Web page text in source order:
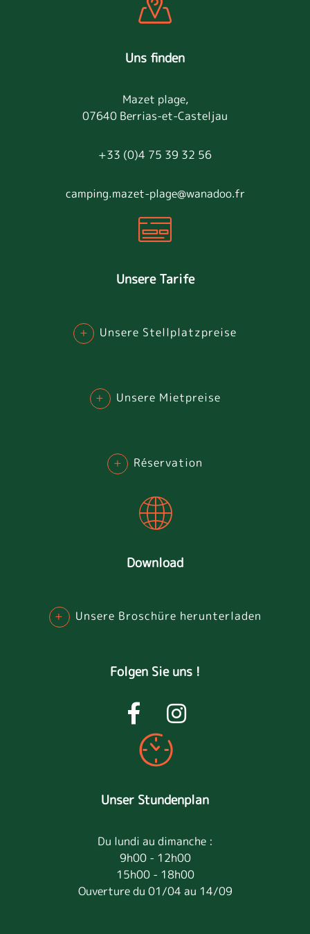
Uns finden
Mazet plage,
07640 Berrias-et-Casteljau
+33 (0)4 75 39 32 56
camping.mazet-plage@wanadoo.fr
Unsere Tarife
+ Unsere Stellplatzpreise
+ Unsere Mietpreise
+ Réservation
Download
+ Unsere Broschüre herunterladen
Folgen Sie uns !
Unser Stundenplan
Du lundi au dimanche :
9h00 - 12h00
15h00 - 18h00
Ouverture du 01/04 au 14/09